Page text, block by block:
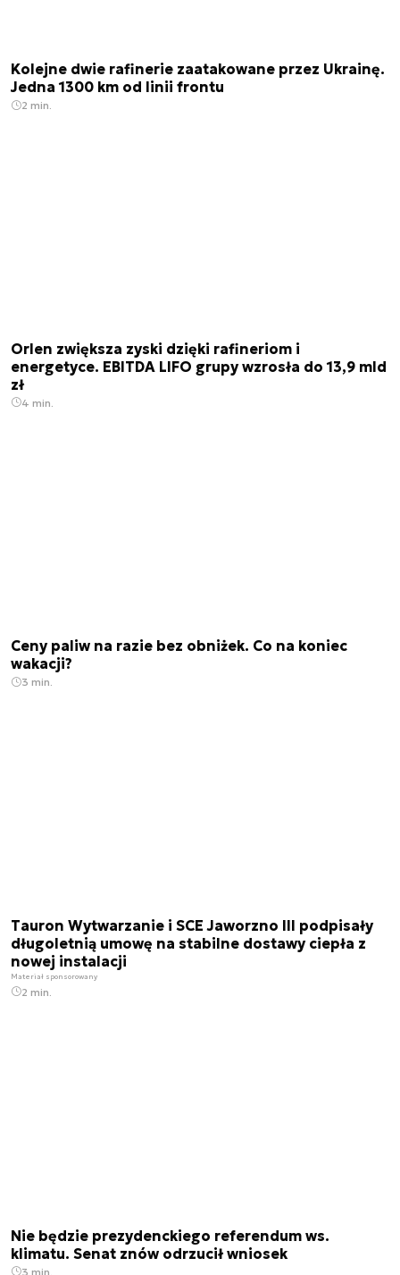
Kolejne dwie rafinerie zaatakowane przez Ukrainę.
Jedna 1300 km od linii frontu
2 min.
Orlen zwiększa zyski dzięki rafineriom i
energetyce. EBITDA LIFO grupy wzrosła do 13,9 mld
zł
4 min.
Ceny paliw na razie bez obniżek. Co na koniec
wakacji?
3 min.
Tauron Wytwarzanie i SCE Jaworzno III podpisały
długoletnią umowę na stabilne dostawy ciepła z
nowej instalacji
Materiał sponsorowany
2 min.
Nie będzie prezydenckiego referendum ws.
klimatu. Senat znów odrzucił wniosek
3 min.